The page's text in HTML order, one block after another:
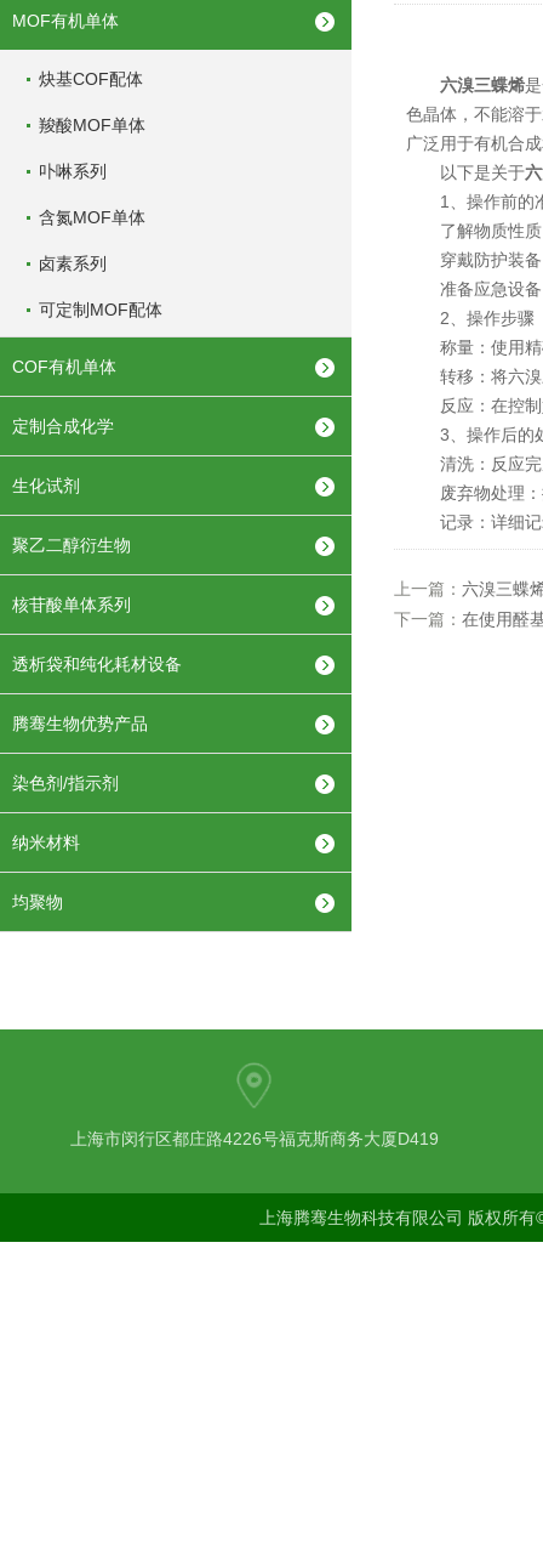
MOF有机单体
炔基COF配体
羧酸MOF单体
卟啉系列
含氮MOF单体
卤素系列
可定制MOF配体
COF有机单体
定制合成化学
生化试剂
聚乙二醇衍生物
核苷酸单体系列
透析袋和纯化耗材设备
腾骞生物优势产品
染色剂/指示剂
纳米材料
均聚物
六溴三蝶烯
色晶体，不能溶
广泛用于有机合
以下是关于
1、操作前的
了解物质性质
穿戴防护装备
准备应急设备
2、操作步骤
称量：使用精
转移：将六溴
反应：在控制
3、操作后的
清洗：反应完
废弃物处理：
记录：详细记
上一篇： 六溴三蝶
下一篇： 在使用醛
上海市闵行区都庄路4226号福克斯商务大厦D419
上海腾骞生物科技有限公司 版权所